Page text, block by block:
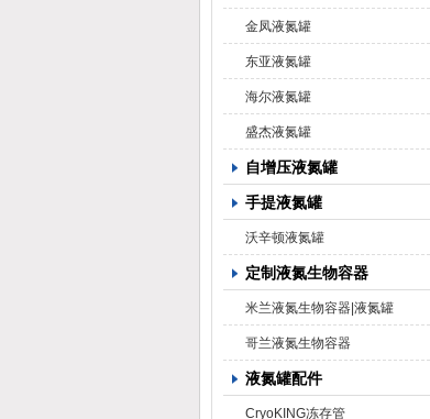
金凤液氮罐
东亚液氮罐
海尔液氮罐
盛杰液氮罐
自增压液氮罐
手提液氮罐
沃辛顿液氮罐
定制液氮生物容器
米兰液氮生物容器|液氮罐
哥兰液氮生物容器
液氮罐配件
CryoKING冻存管